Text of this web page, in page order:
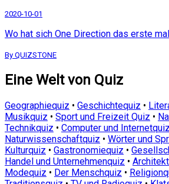
2020-10-01
Wo hat sich One Direction das erste
By QUIZSTONE
Eine Welt von Quiz
Geographiequiz • Geschichtequiz •
Musikquiz • Sport und Freizeit Quiz •
Technikquiz • Computer und Internetquiz
Naturwissenschaftquiz • Wörter und
Kulturquiz • Gastronomiequiz •
Handel und Unternehmenquiz •
Modequiz • Der Menschquiz •